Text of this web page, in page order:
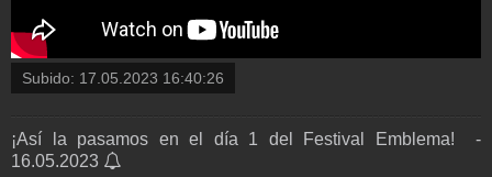
Subido: 17.05.2023 16:40:26
¡Así la pasamos en el día 1 del Festival Emblema! ️ -
16.05.2023